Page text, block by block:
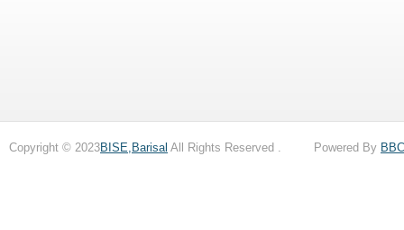
Copyright © 2023BISE,Barisal All Rights Reserved . Powered By